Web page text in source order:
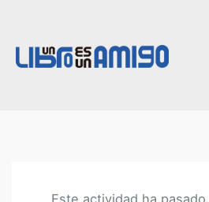
Este actividad ha pasado.